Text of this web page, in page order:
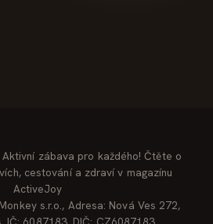
zábava pro každého! Čtěte o
cestování a zdraví v magazínu
ActiveJoy
s.r.o., Adresa: Nová Ves 272,